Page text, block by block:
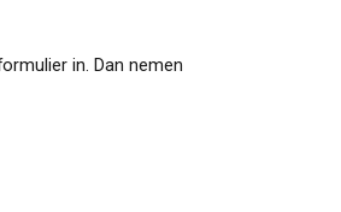
in. Dan nemen